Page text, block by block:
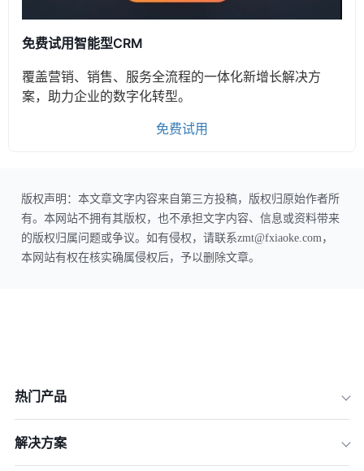
免费试用智能型CRM
覆盖营销、销售、服务全流程的一体化新增长解决方
案，助力企业的数字化转型。
免费试用
版权声明：本文章文字内容来自第三方投稿，版权归原始作者所
有。本网站不拥有其版权，也不承担文字内容、信息或资料带来
的版权归属问题或争议。如有侵权，请联系zmt@fxiaoke.com，
本网站有权在核实确属侵权后，予以删除文章。
热门产品
解决方案